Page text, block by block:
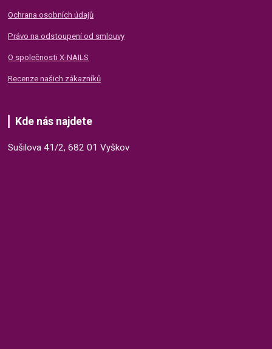
Ochrana osobních údajů
Právo na odstoupení od smlouvy
O společnosti X-NAILS
Recenze našich zákazníků
Kde nás najdete
Sušilova 41/2, 682 01 Vyškov